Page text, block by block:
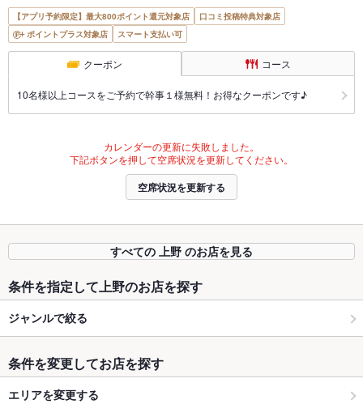
【アプリ予約限定】最大800ポイント還元対象店
口コミ投稿特典対象店
ポイントプラス対象店
スマート支払い可
クーポン コース
10名様以上コースをご予約で幹事１様無料！お得なクーポンです♪
カレンダーの更新に失敗しました。
下記ボタンを押して空席状況を更新してください。
空席状況を更新する
すべての 上野 のお店を見る
条件を指定して上野のお店を探す
ジャンルで絞る
条件を変更してお店を探す
エリアを変更する